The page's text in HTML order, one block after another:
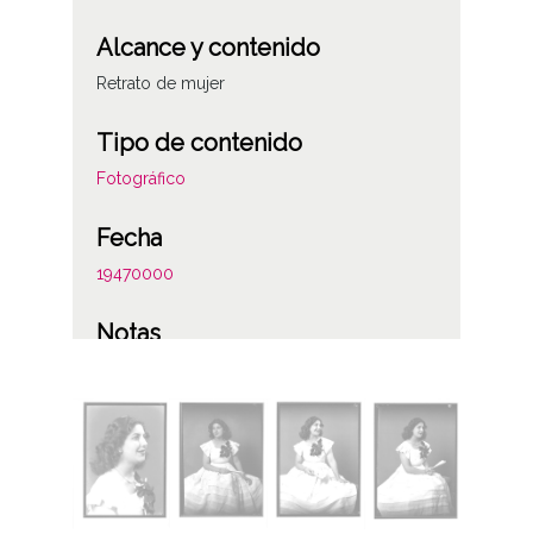
Alcance y contenido
Retrato de mujer
Tipo de contenido
Fotográfico
Fecha
19470000
Notas
Municio. Madre de Maria Eugenia Martín
Municio (sic), que fue gobernadora civil y
vicepresidenta del Congreso" (refiriéndose
a María Eugenia Martín Mendizabal, Vitoria